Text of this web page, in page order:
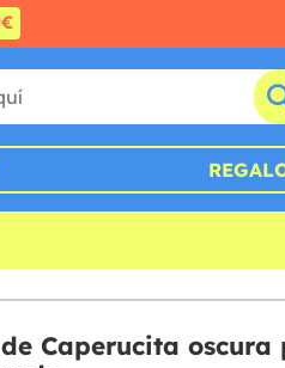
Caperucita oscura